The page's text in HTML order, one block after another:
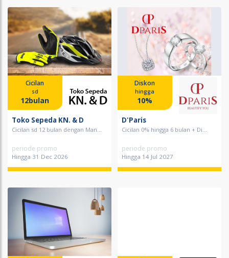
Cicilan
sd
12bulan
Toko Sepeda KN. & D
Cicilan sd 12 bulan dengan Man...
periode promo
Hingga 31 Dec 2026
Diskon
hingga
10%
D'Paris
Cicilan 0% hingga 6 bulan + Di...
periode promo
Hingga 14 Jul 2027